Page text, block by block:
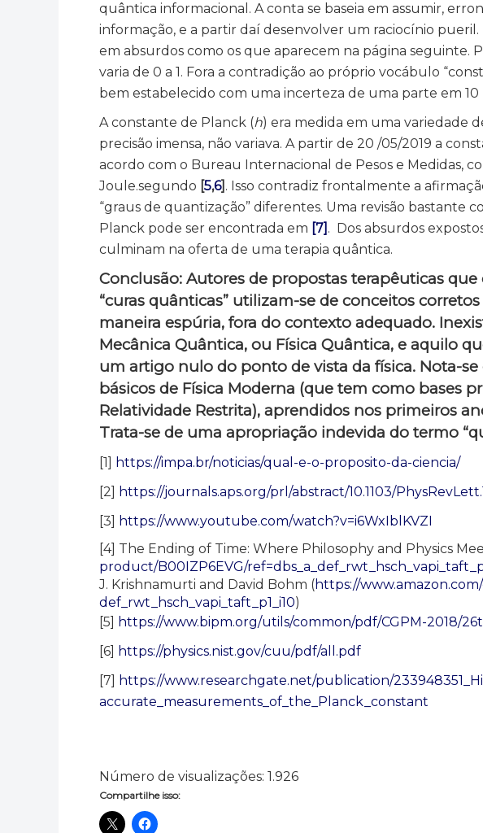
quântica informacional. A conta se baseia em assumir,
informação, e a partir daí desenvolver um raciocínio
em absurdos como os que aparecem na página
varia de 0 a 1. Fora a contradição ao próprio vocábulo
bem estabelecido com uma incerteza de uma parte em 10
A constante de Planck (h) era medida em uma variedade
precisão imensa, não variava. A partir de 20 /05/2019 a
acordo com o Bureau Internacional de Pesos e Medidas,
Joule.segundo [5,6] . Isso contradiz frontalmente a
“graus de quantização” diferentes. Uma revisão bastante
Planck pode ser encontrada em [7] . Dos absurdos
culminam na oferta de uma terapia quântica.
Conclusão: Autores de propostas terapêuticas
“curas quânticas” utilizam-se de conceitos
maneira espúria, fora do contexto adequado.
Mecânica Quântica, ou Física Quântica, e aquilo
um artigo nulo do ponto de vista da física. Nota-
básicos de Física Moderna (que tem como bases
Relatividade Restrita), aprendidos nos primeiros
Trata-se de uma apropriação indevida do termo
[1] https://impa.br/noticias/qual-e-o-proposito-da-ciencia/
[2] https://journals.aps.org/prl/abstract/10.1103/
[3] https://www.youtube.com/watch?v=i6WxIblKVZI
[4] The Ending of Time: Where Philosophy and Physics
product/B00IZP6EVG/ref=dbs_a_
J. Krishnamurti and David Bohm (https://
def_rwt_hsch_vapi_taft_p1_i10)
[5] https://www.bipm.org/utils/common/pdf/CGPM-2018/
[6] https://physics.nist.gov/cuu/pdf/all.pdf
[7] https://www.researchgate.net/publication/233948351_
accurate_measurements_of_the_ Planck_constant
Número de visualizações: 1.926
Compartilhe isso: